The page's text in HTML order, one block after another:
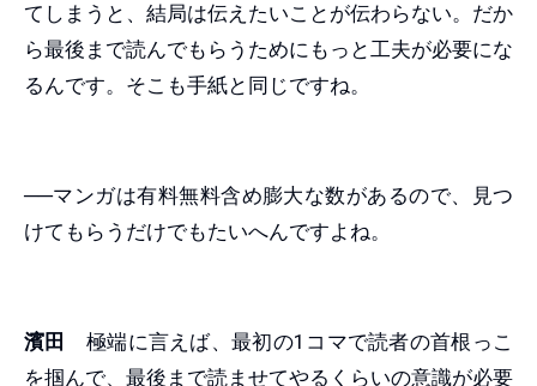
てしまうと、結局は伝えたいことが伝わらない。だか
ら最後まで読んでもらうためにもっと工夫が必要にな
るんです。そこも手紙と同じですね。
──マンガは有料無料含め膨大な数があるので、見つ
けてもらうだけでもたいへんですよね。
濱田
極端に言えば、最初の1コマで読者の首根っこ
を掴んで、最後まで読ませてやるくらいの意識が必要